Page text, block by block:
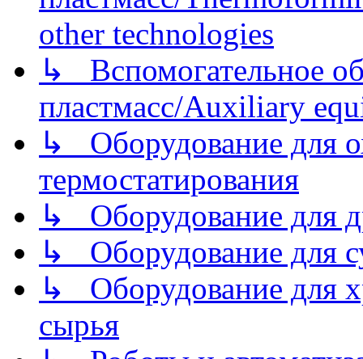
other technologies
↳ Вспомогательное
пластмасс/Auxiliary
↳ Оборудование для
термостатирования
↳ Оборудование для
↳ Оборудование для
↳ Оборудование для
сырья